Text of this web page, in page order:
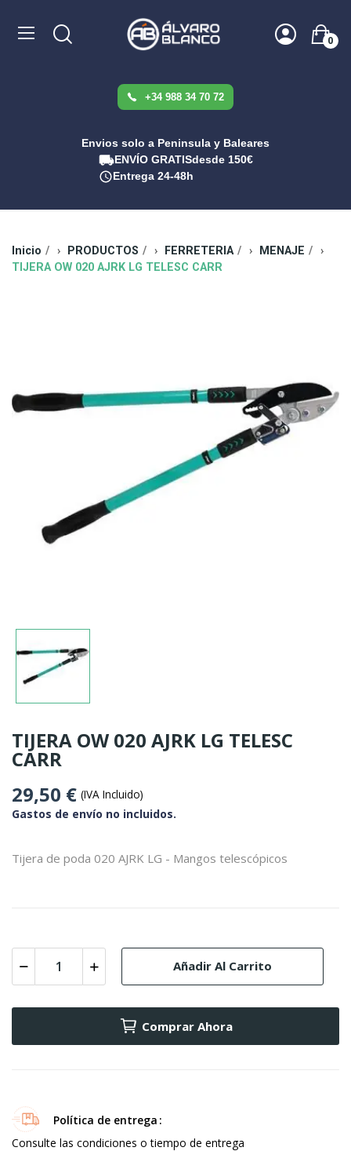
0
+34 988 34 70 72
Envios solo a Peninsula y Baleares
ENVÍO GRATISdesde 150€
Entrega 24-48h
Inicio PRODUCTOS FERRETERIA
MENAJE
TIJERA OW 020 AJRK LG TELESC CARR
TIJERA OW 020 AJRK LG TELESC
CARR
29,50 € (IVA Incluido)
Gastos de envío no incluidos.
Tijera de poda 020 AJRK LG - Mangos telescópicos
Añadir Al Carrito
Comprar Ahora
Política de entrega
Consulte las condiciones o tiempo de entrega